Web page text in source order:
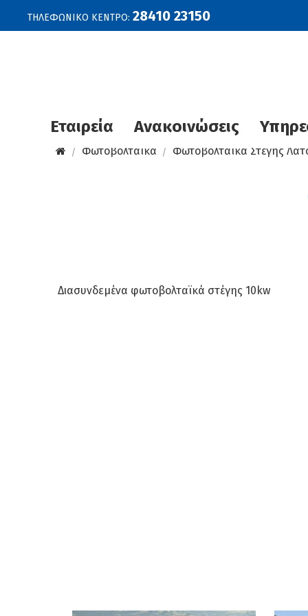
ΤΗΛΕΦΩΝΙΚΟ ΚΕΝΤΡΟ: 28410 23150
Εταιρεία Ανακοινώσεις
Φωτοβολταϊκά Φωτοβολταϊκά Στέγης
Διασυνδεμένα φωτοβολταϊκά στέγης 10kw